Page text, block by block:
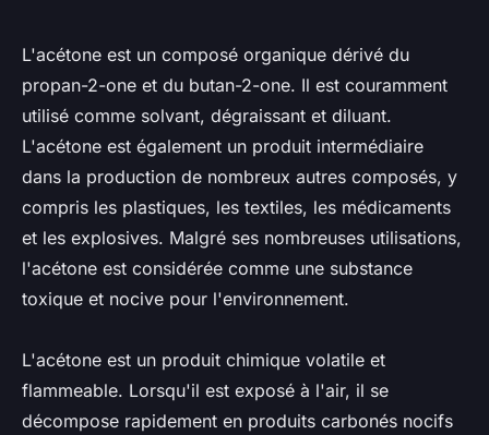
L'acétone est un composé organique dérivé du
propan-2-one et du butan-2-one. Il est couramment
utilisé comme solvant, dégraissant et diluant.
L'acétone est également un produit intermédiaire
dans la production de nombreux autres composés, y
compris les plastiques, les textiles, les médicaments
et les explosives. Malgré ses nombreuses utilisations,
l'acétone est considérée comme une substance
toxique et nocive pour l'environnement.
L'acétone est un produit chimique volatile et
flammeable. Lorsqu'il est exposé à l'air, il se
décompose rapidement en produits carbonés nocifs